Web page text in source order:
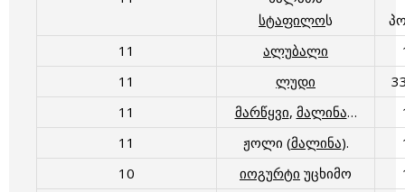
სტაფილოს
11
ალუბალი
11
ლუდი
11
მარწყვი, მალინა…
11
ჟოლი (მალინა).
10
იოგურტი უცხიმო